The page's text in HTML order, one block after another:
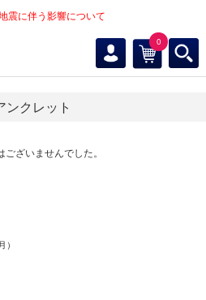
震に伴う影響について
0
ンクレット
ざいませんでした。